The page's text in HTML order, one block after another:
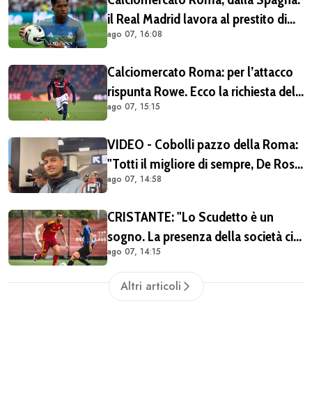
il Real Madrid lavora al prestito di
Endrick in Premier League
ago 07, 16:08
Calciomercato Roma: per l’attacco
rispunta Rowe. Ecco la richiesta del
Bologna
ago 07, 15:15
VIDEO - Cobolli pazzo della Roma:
"Totti il migliore di sempre, De Rossi
il miglior centrocampista. È il club
ago 07, 14:58
CRISTANTE: "Lo Scudetto è un
sogno. La presenza della società ci
dà una spinta anche sul mercato"
ago 07, 14:15
Altri articoli